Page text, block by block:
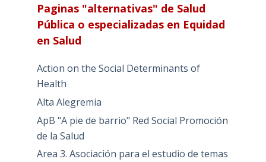
Paginas "alternativas" de Salud
Pública o especializadas en Equidad
en Salud
Action on the Social Determinants of
Health
Alta Alegremia
ApB "A pie de barrio" Red Social Promoción
de la Salud
Area 3. Asociación para el estudio de temas